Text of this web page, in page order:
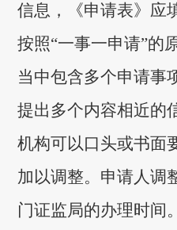
信息，《申请表》应
按照“一事一申请”的
当中包含多个申请事
提出多个内容相近的
机构可以口头或书面
加以调整。申请人调
门证监局的办理时间。